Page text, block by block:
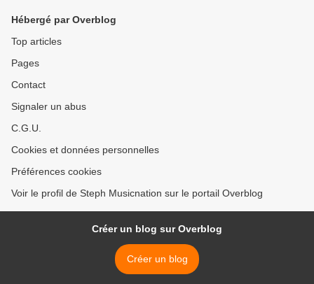
Hébergé par Overblog
Top articles
Pages
Contact
Signaler un abus
C.G.U.
Cookies et données personnelles
Préférences cookies
Voir le profil de Steph Musicnation sur le portail Overblog
Créer un blog sur Overblog
Créer un blog